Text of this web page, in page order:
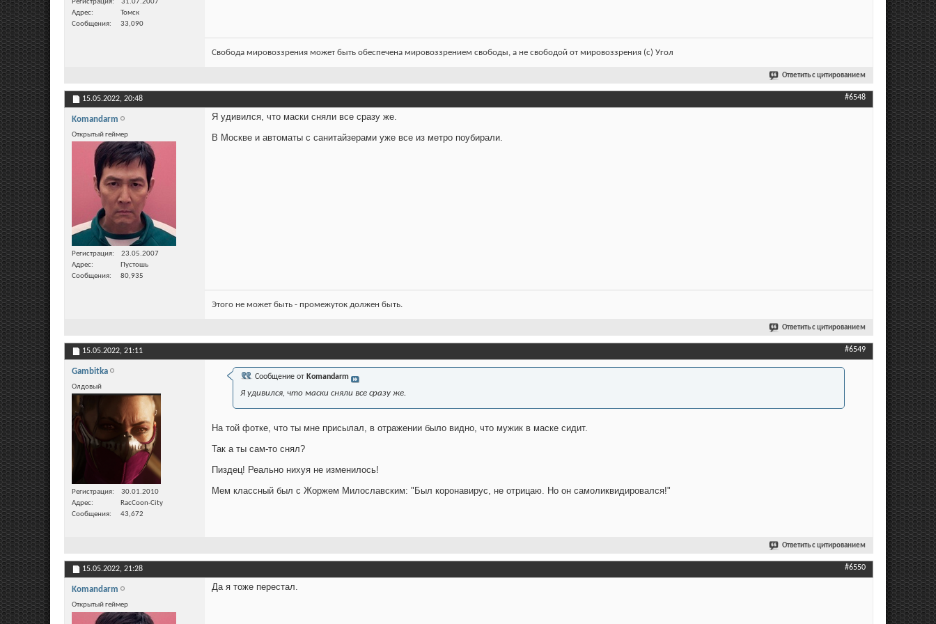
Адрес
Томск
Сообщения
33,090
Свобода мировоззрения может быть обеспечена мировоззрением свободы, а не свободой от мировоззрения (с) Угол
Ответить с цитированием
15.05.2022, 20:48 #6548
Komandarm
Открытый геймер
Регистрация
23.05.2007
Адрес
Пустошь
Сообщения
80,935
Я удивился, что маски сняли все сразу же.
В Москве и автоматы с санитайзерами уже все из метро поубирали.
Этого не может быть - промежуток должен быть.
Ответить с цитированием
15.05.2022, 21:11 #6549
Gambitka
Олдовый
Регистрация
30.01.2010
Адрес
RacCoon-City
Сообщения
43,672
Сообщение от Komandarm
Я удивился, что маски сняли все сразу же.
На той фотке, что ты мне присылал, в отражении было видно, что мужик в маске сидит.
Так а ты сам-то снял?
Пиздец! Реально нихуя не изменилось!
Мем классный был с Жоржем Милославским: "Был коронавирус, не отрицаю. Но он самоликвидировался!"
Ответить с цитированием
15.05.2022, 21:28 #6550
Komandarm
Открытый геймер
Да я тоже перестал.